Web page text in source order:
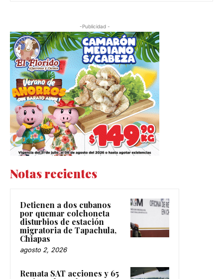
-Publicidad -
Notas recientes
Detienen a dos cubanos
por quemar colchoneta
disturbios de estación
migratoria de Tapachula,
Chiapas
agosto 2, 2026
Remata SAT acciones y 65